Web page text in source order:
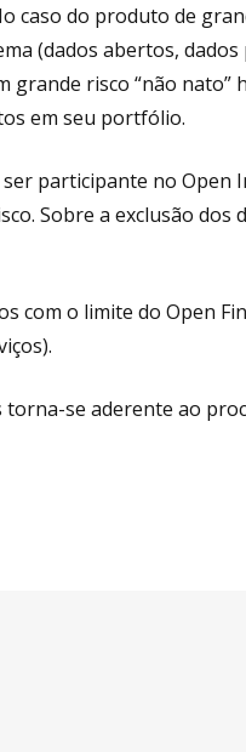
caso do produto de
(dados abertos,
risco “não nato”
em seu portfólio.
participante no Open
Sobre a exclusão dos
com o limite do Open
se aderente ao